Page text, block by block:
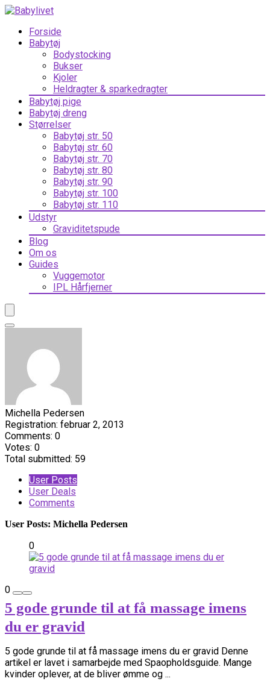
Forside
Babytøj
Bodystocking
Bukser
Kjoler
Heldragter & sparkedragter
Babytøj pige
Babytøj dreng
Størrelser
Babytøj str. 50
Babytøj str. 60
Babytøj str. 70
Babytøj str. 80
Babytøj str. 90
Babytøj str. 100
Babytøj str. 110
Udstyr
Graviditetspude
Blog
Om os
Guides
Vuggemotor
IPL Hårfjerner
Michella Pedersen
Registration: februar 2, 2013
Comments: 0
Votes: 0
Total submitted: 59
User Posts
User Deals
Comments
User Posts: Michella Pedersen
0
0
5 gode grunde til at få massage imens
du er gravid
5 gode grunde til at få massage imens du er gravid Denne
artikel er lavet i samarbejde med Spaopholdsguide. Mange
kvinder oplever, at de bliver ømme og ...